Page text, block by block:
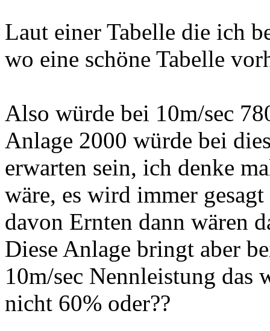
Laut einer Tabelle die ich
wo eine schöne Tabelle
Also würde bei 10m/sec
Anlage 2000 würde bei
erwarten sein, ich denke
wäre, es wird immer
davon Ernten dann wären
Diese Anlage bringt aber
10m/sec Nennleistung das
nicht 60% oder??